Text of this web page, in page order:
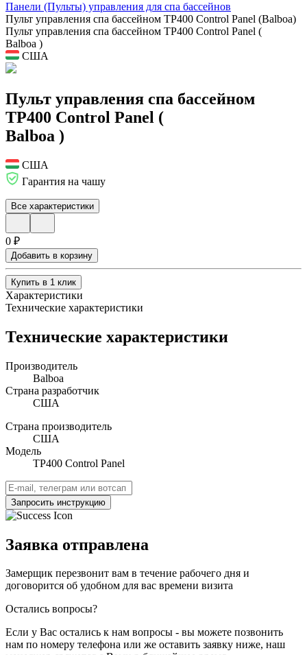
Панели (Пульты) управления для спа бассейнов
Пульт управления спа бассейном TP400 Control Panel (Balboa)
Пульт управления спа бассейном TP400 Control Panel (
Balboa )
США
Пульт управления спа бассейном
TP400 Control Panel (
Balboa )
США
Гарантия на чашу
Все характеристики
0 ₽
Добавить в корзину
Купить в 1 клик
Характеристики
Технические характеристики
Технические характеристики
Производитель
Balboa
Страна разработчик
США
Страна производитель
США
Модель
TP400 Control Panel
Запросить инструкцию
Заявка отправлена
Замерщик перезвонит вам в течение рабочего дня и
договорится об удобном для вас времени визита
Остались вопросы?
Если у Вас остались к нам вопросы - вы можете позвонить
нам по номеру телефона или же оставить заявку ниже, наш